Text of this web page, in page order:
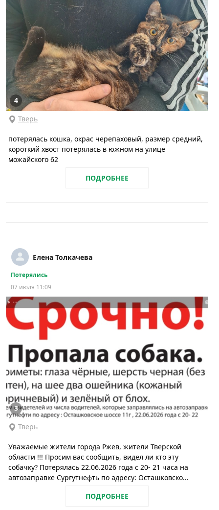
4
Тверь
потерялась кошка, окрас черепаховый, размер средний,
короткий хвост потерялась в южном на улице
можайского 62
ПОДРОБНЕЕ
Елена Толкачева
Потерялись
07 июля 11:09
3
Тверь
Уважаемые жители города Ржев, жители Тверской
области !!! Просим вас сообщить, видел ли кто эту
собачку? Потерялась 22.06.2026 года с 20- 21 часа на
автозаправке Сургутнефть по адресу: Осташковско...
ПОДРОБНЕЕ